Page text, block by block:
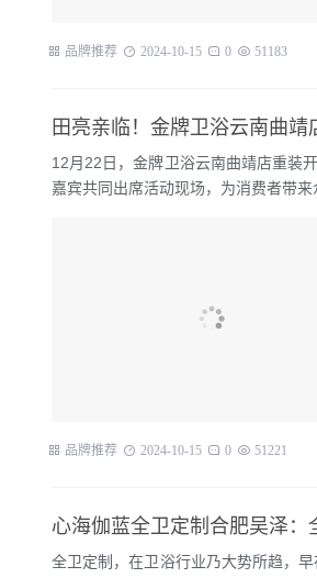
品牌推荐 2024-10-15 0 51183
田亮亲临！金牌卫浴云南曲靖
12月22日，金牌卫浴云南曲靖店重装
嘉宾共同出席活动现场，为消费者带
品牌推荐 2024-10-15 0 51221
心海伽蓝全卫定制合肥吴泽
全卫定制，在卫浴行业乃大势所趋，